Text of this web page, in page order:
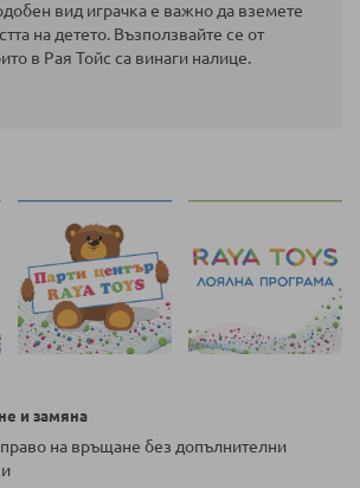
вид играчка е важно да вземете
на детето. Възползвайте се от
в Рая Тойс са винаги налице.
и замяна
на връщане без допълнителни